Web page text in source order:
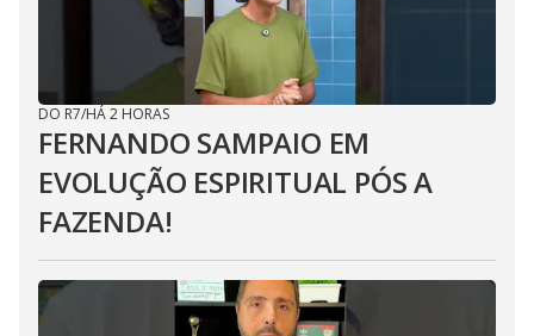
DO R7/HÁ 2 HORAS
FERNANDO SAMPAIO EM
EVOLUÇÃO ESPIRITUAL PÓS A
FAZENDA!